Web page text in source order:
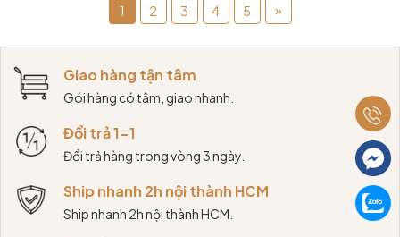
1 2 3 4 5 »
Giao hàng tận tâm
Gói hàng có tâm, giao nhanh.
Đổi trả 1-1
Đổi trả hàng trong vòng 3 ngày.
Ship nhanh 2h nội thành HCM
Ship nhanh 2h nội thành HCM.